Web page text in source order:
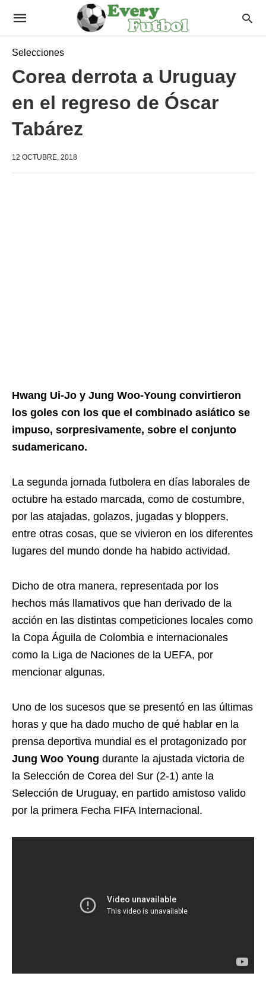
Selecciones
Corea derrota a Uruguay
en el regreso de Óscar
Tabárez
12 OCTUBRE, 2018
Hwang Ui-Jo y Jung Woo-Young convirtieron
los goles con los que el combinado asiático se
impuso, sorpresivamente, sobre el conjunto
sudamericano.
La segunda jornada futbolera en días laborales de
octubre ha estado marcada, como de costumbre,
por las atajadas, golazos, jugadas y bloppers,
entre otras cosas, que se vivieron en los diferentes
lugares del mundo donde ha habido actividad.
Dicho de otra manera, representada por los
hechos más llamativos que han derivado de la
acción en las distintas competiciones locales como
la Copa Águila de Colombia e internacionales
como la Liga de Naciones de la UEFA, por
mencionar algunas.
Uno de los sucesos que se presentó en las últimas
horas y que ha dado mucho de qué hablar en la
prensa deportiva mundial es el protagonizado por
Jung Woo Young durante la ajustada victoria de
la Selección de Corea del Sur (2-1) ante la
Selección de Uruguay, en partido amistoso valido
por la primera Fecha FIFA Internacional.